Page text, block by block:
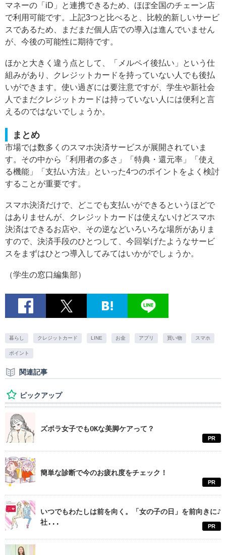
マネーの「iD」と連携できるため、ほぼ全国のチェーン店
で利用可能です。上記3つと比べると、比較的新しいサービ
スであるため、まだまだ個人店での導入は進んでいません
が、今後の可能性に期待です。
ほかと大きく違う点として、「メルペイ後払い」という仕
組みがあり、クレジットカードを持っていない人でも後払
いができます。使い過ぎには要注意ですが、学生や新社会
人でまだクレジットカードは持っていない人には便利と言
えるのではないでしょうか。
まとめ
市場では数多くのスマホ決済サービスが展開されていま
す。その中から「利用者の多さ」「特典・還元率」「使え
る機能」「支払い方法」といった4つのポイントをよく検討
することが重要です。
スマホ決済だけで、どこでも支払いができるというほどで
はありませんが、クレジットカードは使えないけどスマホ
決済はできるお店や、その逆などいろいろな場所がありま
すので、決済手段のひとつして、今回挙げたようなサービ
スをまずはひとつ導入してみてはいかがでしょうか。
（学生の窓口編集部）
暮らし クレジットカード LINE お金 アプリ 買い物 スマホ
ポイント
関連記事
ピックアップ
ズボラ女子でもOKな美脚ケアって？
PR
簡単な診断で今のお疲れ度をチェック！
PR
いつでもわたしは前を向く。「女の子の日」を前向きに♪
社...
PR